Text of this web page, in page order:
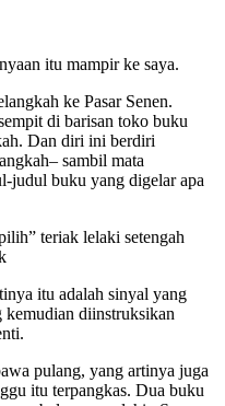
itu mampir ke saya.
ke Pasar Senen.
di barisan toko buku
Dan diri ini berdiri
sambil mata
judul buku yang digelar apa
teriak lelaki setengah
itu adalah sinyal yang
kemudian diinstruksikan
pulang, yang artinya juga
itu terpangkas. Dua buku